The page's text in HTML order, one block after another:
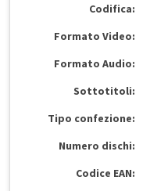
Codifica:
Formato Video:
Formato Audio:
Sottotitoli:
Tipo confezione:
Numero dischi:
Codice EAN: